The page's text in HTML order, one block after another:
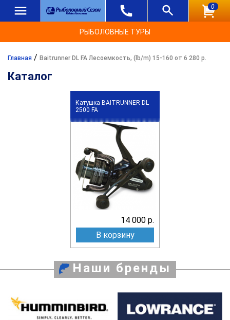
0
РЫБОЛОВНЫЕ ТУРЫ
Главная / Baitrunner DL FA Лесоемкость, (lb/m) 15-160 от 6 280 р.
Каталог
Катушка BAITRUNNER DL
2500 FA
14 000 р.
В корзину
Наши бренды